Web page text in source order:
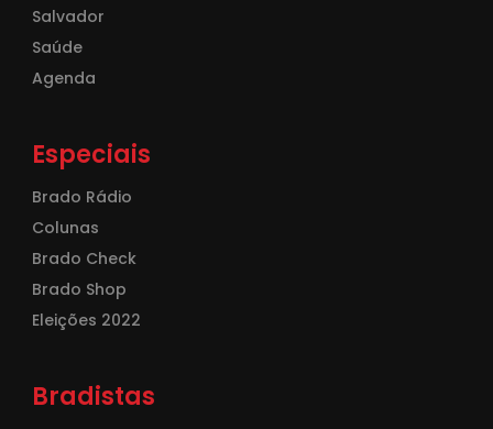
Salvador
Saúde
Agenda
Especiais
Brado Rádio
Colunas
Brado Check
Brado Shop
Eleições 2022
Bradistas